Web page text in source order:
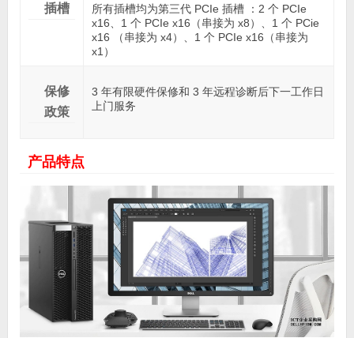
插槽
所有插槽均为第三代 PCIe 插槽 ：2 个 PCIe
x16、1 个 PCIe x16（串接为 x8）、1 个 PCie
x16 （串接为 x4）、1 个 PCIe x16（串接为
x1）
保修
政策
3 年有限硬件保修和 3 年远程诊断后下一工作日
上门服务
产品特点